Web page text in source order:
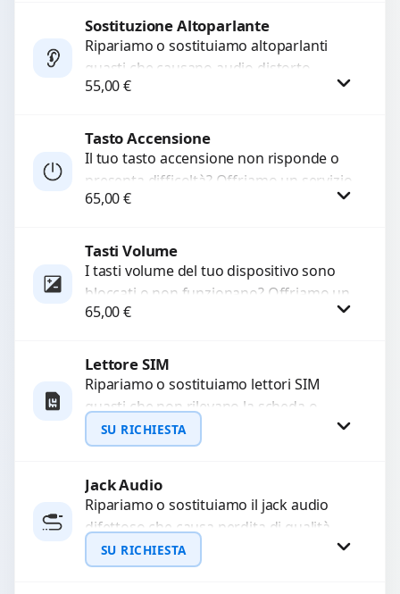
di...
Procedi
Sostituzione Altoparlante
Ripariamo o sostituiamo altoparlanti
guasti che causano audio distorto,
basso o assente. Utilizziamo ricambi di
55,00€
Procedi
Tasto Accensione
Il tuo tasto accensione non risponde o
presenta difficoltà? Offriamo un servizio
professionale di riparazione o
65,00€
Tasti Volume
I tasti volume del tuo dispositivo sono
bloccati o non funzionano? Offriamo un
servizio di riparazione o sostituzione
65,00€
Lettore SIM
Ripariamo o sostituiamo lettori SIM
guasti che non rilevano la scheda o
interrompono il segnale. Utilizziamo
ricambi testati e garantiti...
SU RICHIESTA
Richiedi Preventivo
WhatsApp
Jack Audio
Ripariamo o sostituiamo il jack audio
difettoso che causa perdita di qualità
sonora o impossibilità di collegare cuffie
e accessori....
SU RICHIESTA